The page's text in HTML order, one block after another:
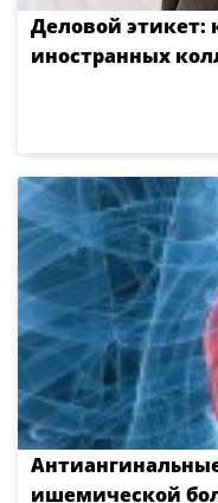
Деловой этикет:
иностранных
ишемической